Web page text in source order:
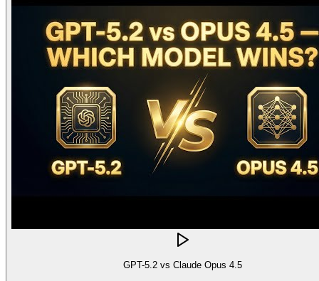
GPT-5.2 vs Claude Opus 4.5